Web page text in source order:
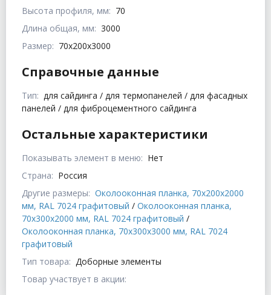
Высота профиля, мм: 70
Длина общая, мм: 3000
Размер: 70x200x3000
Справочные данные
Тип: для сайдинга / для термопанелей / для фасадных
панелей / для фиброцементного сайдинга
Остальные характеристики
Показывать элемент в меню: Нет
Страна: Россия
Другие размеры: Околооконная планка, 70x200x2000
мм, RAL 7024 графитовый / Околооконная планка,
70x300x2000 мм, RAL 7024 графитовый /
Околооконная планка, 70x300x3000 мм, RAL 7024
графитовый
Тип товара: Доборные элементы
Товар участвует в акции: